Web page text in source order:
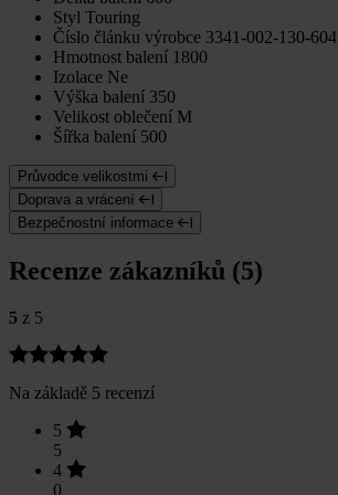
Styl Touring
Číslo článku výrobce 3341-002-130-604
Hmotnost balení 1800
Izolace Ne
Výška balení 350
Velikost oblečení M
Šířka balení 500
Průvodce velikostmi
Doprava a vrácení
Bezpečnostní informace
Recenze zákazníků (5)
5 z 5
Na základě 5 recenzí
5
5
4
0